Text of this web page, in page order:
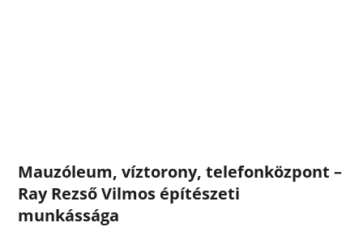
Mauzóleum, víztorony, telefonközpont –
Ray Rezső Vilmos építészeti
munkássága